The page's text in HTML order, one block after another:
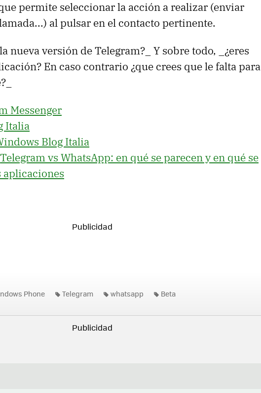
permite seleccionar la acción a realizar (enviar
al pulsar en el contacto pertinente.
nueva versión de Telegram?_ Y sobre todo, _¿eres
En caso contrario ¿que crees que le falta para
Messenger
Italia
Blog Italia
Telegram vs WhatsApp: en qué se parecen y en qué se
Phone Telegram whatsapp Beta